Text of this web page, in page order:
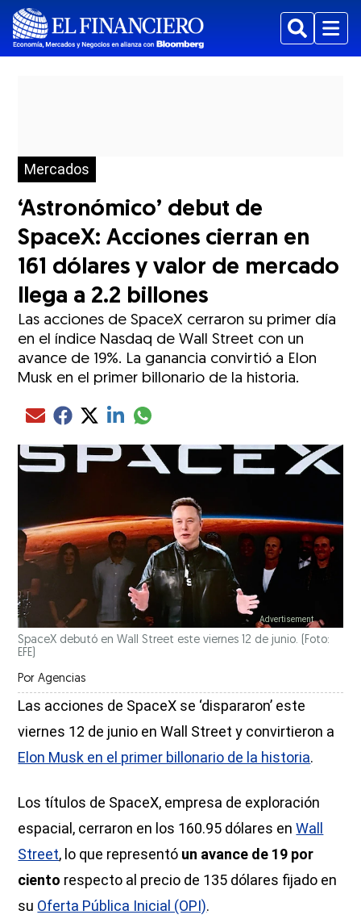
BuscarMenu
Mercados
‘Astronómico’ debut de
SpaceX: Acciones cierran en
161 dólares y valor de mercado
llega a 2.2 billones
Las acciones de SpaceX cerraron su primer día
en el índice Nasdaq de Wall Street con un
avance de 19%. La ganancia convirtió a Elon
Musk en el primer billonario de la historia.
Compartir el artículo actual mediante Email
Compartir el artículo actual mediante Facebook
Compartir el artículo actual mediante Twitter
Compartir el artículo actual mediante LinkedIn
Compartir el artículo actual mediante
SpaceX debutó en Wall Street este viernes 12 de junio. (Foto:
EFE)
Por Agencias
Las acciones de SpaceX se ‘dispararon’ este
viernes 12 de junio en Wall Street y convirtieron a
Elon Musk en el primer billonario de la historia.
Los títulos de SpaceX, empresa de exploración
espacial, cerraron en los 160.95 dólares enWall
Street, lo que representó un avance de 19 por
ciento respecto al precio de 135 dólares fijado en
su Oferta Pública Inicial (OPI).